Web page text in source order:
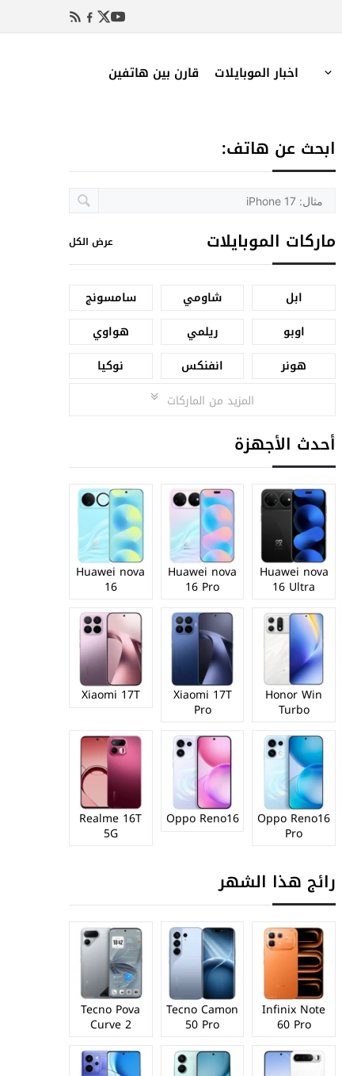
اخبار الموبايلات قارن بين هاتفين
ابحث عن هاتف:
ماركات الموبايلات عرض الكل
ابل شاومي
سامسونج
اوبو
ريلمي
هواوي
هونر
انفنكس
نوكيا
المزيد من الماركات
أحدث الأجهزة
Huawei nova
16 Ultra
Huawei nova
16 Pro
Huawei nova
16
Honor Win
Turbo
Xiaomi 17T
Pro
Xiaomi 17T
Oppo Reno16
Pro
Oppo Reno16
Realme 16T
5G
رائج هذا الشهر
Infinix Note
60 Pro
Tecno Camon
50 Pro
Tecno Pova
Curve 2